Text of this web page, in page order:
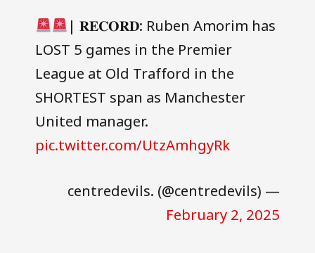
| 𝐑𝐄𝐂𝐎𝐑𝐃: Ruben Amorim has
LOST 5 games in the Premier
League at Old Trafford in the
SHORTEST span as Manchester
United manager.
pic.twitter.com/UtzAmhgyRk
— centredevils. (@centredevils)
February 2, 2025